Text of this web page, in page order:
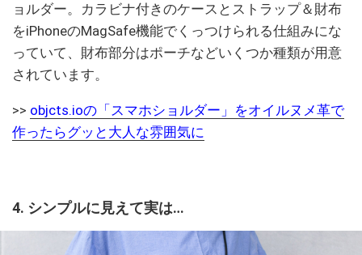
ョルダー。カラビナ付きのケースとストラップ＆財布
をiPhoneのMagSafe機能でくっつけられる仕組みにな
っていて、財布部分はポーチなどいくつか種類が用意
されています。
>> objcts.ioの「スマホショルダー」をオイルヌメ革で
作ったらグッと大人な雰囲気に
4. シンプルに見えて実は…